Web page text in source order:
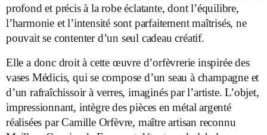
profond et précis à la robe éclatante, dont l’équilibre,
l’harmonie et l’intensité sont parfaitement maîtrisés, ne
pouvait se contenter d’un seul cadeau créatif.
Elle a donc droit à cette œuvre d’orfèvrerie inspirée des
vases Médicis, qui se compose d’un seau à champagne et
d’un rafraîchissoir à verres, imaginés par l’artiste. L’objet,
impressionnant, intègre des pièces en métal argenté
réalisées par Camille Orfèvre, maître artisan reconnu